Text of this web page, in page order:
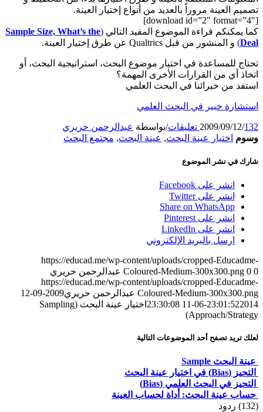
تصميم العينة مروراً بالعديد من أنواع إختيار العينة.
[download id=”2″ format=”4″]
كما يمكنكم قراءة الموضوع المفيد التالي (
Sample Size, What’s the
Deal
) و المنشور من قبل Qualtrics عن طرق إختيار العينة.
تحتاج للمساعدة في اختيار موضوع البحث، استراتيجية البحث، أو
اتخاذ أي من القرارات الأخرى المهمة؟
استفد من خبرائنا في البحث العلمي
استشارة خبير في البحث العلمي
2009/09/12/132 تعليقات /بواسطة عبدالرحمن حريري
وسوم اختيار عينة البحث, عينة البحث, مجتمع البحث
شارك في نشر الموضوع
انشر على Facebook
انشر على Twitter
Share on WhatsApp
انشر على Pinterest
انشر على LinkedIn
ارسل بالبريد الإلكتروني
https://educad.me/wp-content/uploads/cropped-Educadme-
Coloured-Medium-300x300.png 0 0
عبدالرحمن حريري
https://educad.me/wp-content/uploads/cropped-Educadme-
Coloured-Medium-300x300.png عبدالرحمن حريري
2009-09-12
23:01:522014-06-11 23:30:08
اختيار عينة البحث (Sampling
Approach/Strategy)
لعلك تريد تصفح أحد الموضوعات التالية
عينة البحث Sample
التحيز (Bias) في اختيار عينة البحث
التحيز في البحث العلمي (Bias)
حساب عينة البحث: أداة لحساب العينة
(132)
ردود